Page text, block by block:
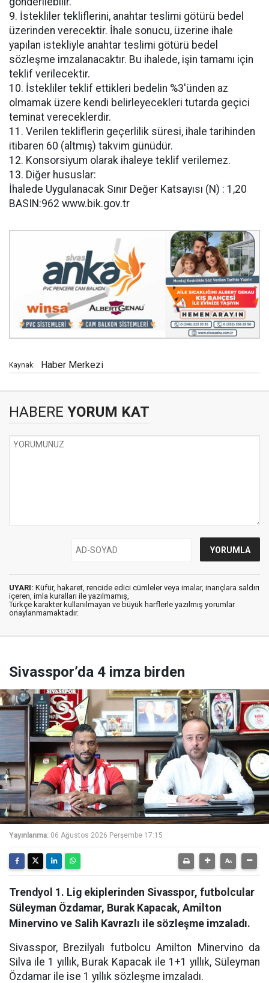
9. İstekliler tekliflerini, anahtar teslimi götürü bedel
üzerinden verecektir. İhale sonucu, üzerine ihale
yapılan istekliyle anahtar teslimi götürü bedel
sözleşme imzalanacaktır. Bu ihalede, işin tamamı için
teklif verilecektir.
10. İstekliler teklif ettikleri bedelin %3'ünden az
olmamak üzere kendi belirleyecekleri tutarda geçici
teminat vereceklerdir.
11. Verilen tekliflerin geçerlilik süresi, ihale tarihinden
itibaren 60 (altmış) takvim günüdür.
12. Konsorsiyum olarak ihaleye teklif verilemez.
13. Diğer hususlar:
İhalede Uygulanacak Sınır Değer Katsayısı (N) : 1,20
BASIN:962 www.bik.gov.tr
Kaynak: Haber Merkezi
HABERE YORUM KAT
UYARI: Küfür, hakaret, rencide edici cümleler veya imalar, inançlara saldırı
içeren, imla kuralları ile yazılmamış,
Türkçe karakter kullanılmayan ve büyük harflerle yazılmış yorumlar
onaylanmamaktadır.
Sivasspor’da 4 imza birden
Yayınlanma: 06 Ağustos 2026 Perşembe 17:15
Trendyol 1. Lig ekiplerinden Sivasspor, futbolcular
Süleyman Özdamar, Burak Kapacak, Amilton
Minervino ve Salih Kavrazlı ile sözleşme imzaladı.
Sivasspor, Brezilyalı futbolcu Amilton Minervino da
Silva ile 1 yıllık, Burak Kapacak ile 1+1 yıllık, Süleyman
Özdamar ile ise 1 yıllık sözleşme imzaladı.